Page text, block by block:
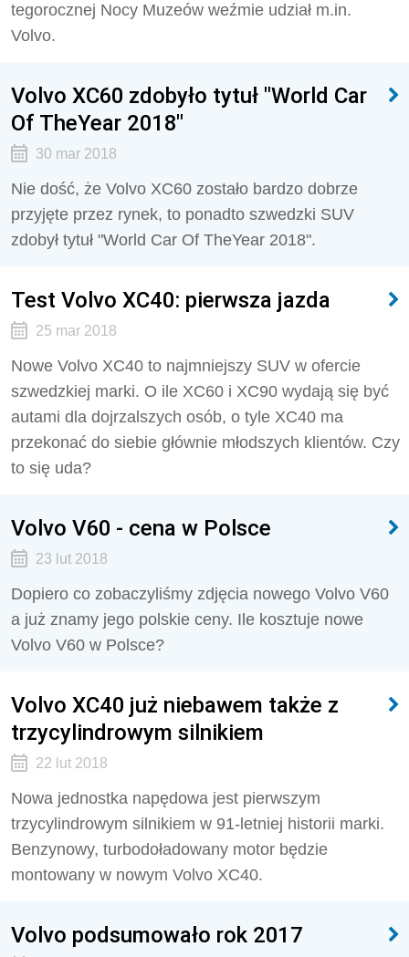
tegorocznej Nocy Muzeów weźmie udział m.in.
Volvo.
Volvo XC60 zdobyło tytuł "World Car
Of TheYear 2018"
30 mar 2018
Nie dość, że Volvo XC60 zostało bardzo dobrze
przyjęte przez rynek, to ponadto szwedzki SUV
zdobył tytuł "World Car Of TheYear 2018".
Test Volvo XC40: pierwsza jazda
25 mar 2018
Nowe Volvo XC40 to najmniejszy SUV w ofercie
szwedzkiej marki. O ile XC60 i XC90 wydają się być
autami dla dojrzalszych osób, o tyle XC40 ma
przekonać do siebie głównie młodszych klientów. Czy
to się uda?
Volvo V60 - cena w Polsce
23 lut 2018
Dopiero co zobaczyliśmy zdjęcia nowego Volvo V60
a już znamy jego polskie ceny. Ile kosztuje nowe
Volvo V60 w Polsce?
Volvo XC40 już niebawem także z
trzycylindrowym silnikiem
22 lut 2018
Nowa jednostka napędowa jest pierwszym
trzycylindrowym silnikiem w 91-letniej historii marki.
Benzynowy, turbodoładowany motor będzie
montowany w nowym Volvo XC40.
Volvo podsumowało rok 2017